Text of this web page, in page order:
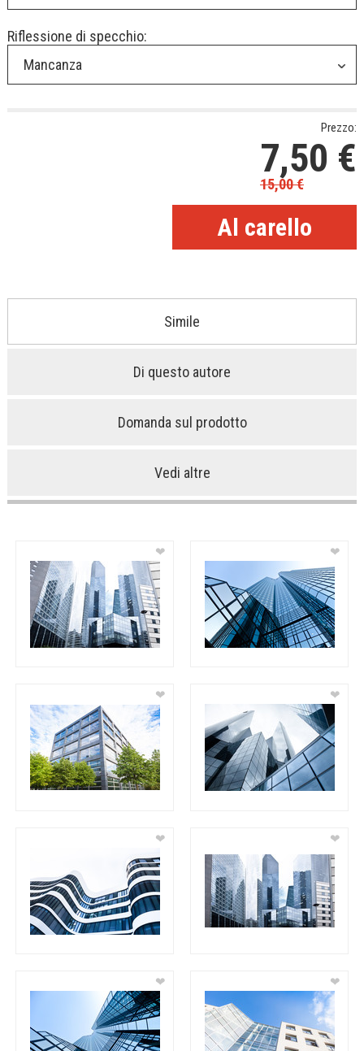
Riflessione di specchio:
Mancanza
Prezzo:
7,50 €
15,00€
Simile
Di questo autore
Domanda sul prodotto
Vedi altre
❤ ❤
❤ ❤
❤ ❤
❤ ❤